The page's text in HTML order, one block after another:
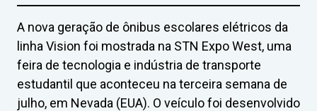
A nova geração de ônibus escolares elétricos da
linha Vision foi mostrada na STN Expo West, uma
feira de tecnologia e indústria de transporte
estudantil que aconteceu na terceira semana de
julho, em Nevada (EUA). O veículo foi desenvolvido